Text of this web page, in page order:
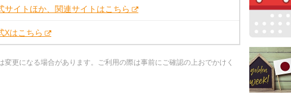
サイトほか、関連サイトはこちら
Xはこちら
更になる場合があります。ご利用の際は事前にご確認の上おでかけく